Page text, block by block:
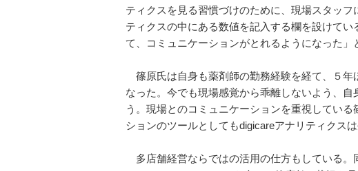
ティクスを見る習慣づけのために、現場スタッ
ティクスの中にある数値を記入する欄を設けて
て、コミュニケーションがとれるようになった」
篠原氏は自身も薬剤師の勤務経験を経て、５年
なった。今でも現場感覚から乖離しないよう、
う。現場とのコミュニケーションを重視してい
ションのツールとしてもdigicareアナリティクス
多店舗経営ならではの活用の仕方もしている。